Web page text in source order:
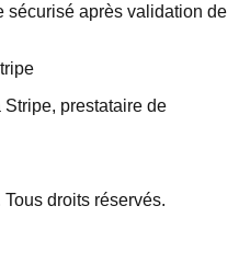
sécurisé après validation de
prestataire de
droits réservés.